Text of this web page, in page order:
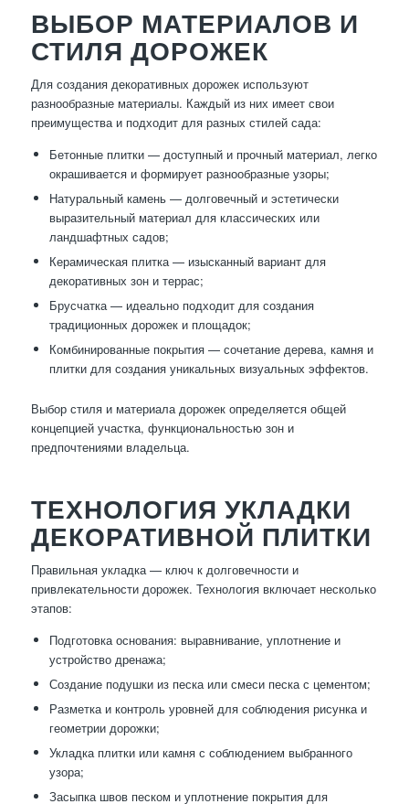
ВЫБОР МАТЕРИАЛОВ И
СТИЛЯ ДОРОЖЕК
Для создания декоративных дорожек используют
разнообразные материалы. Каждый из них имеет свои
преимущества и подходит для разных стилей сада:
Бетонные плитки — доступный и прочный материал, легко
окрашивается и формирует разнообразные узоры;
Натуральный камень — долговечный и эстетически
выразительный материал для классических или
ландшафтных садов;
Керамическая плитка — изысканный вариант для
декоративных зон и террас;
Брусчатка — идеально подходит для создания
традиционных дорожек и площадок;
Комбинированные покрытия — сочетание дерева, камня и
плитки для создания уникальных визуальных эффектов.
Выбор стиля и материала дорожек определяется общей
концепцией участка, функциональностью зон и
предпочтениями владельца.
ТЕХНОЛОГИЯ УКЛАДКИ
ДЕКОРАТИВНОЙ ПЛИТКИ
Правильная укладка — ключ к долговечности и
привлекательности дорожек. Технология включает несколько
этапов:
Подготовка основания: выравнивание, уплотнение и
устройство дренажа;
Создание подушки из песка или смеси песка с цементом;
Разметка и контроль уровней для соблюдения рисунка и
геометрии дорожки;
Укладка плитки или камня с соблюдением выбранного
узора;
Засыпка швов песком и уплотнение покрытия для